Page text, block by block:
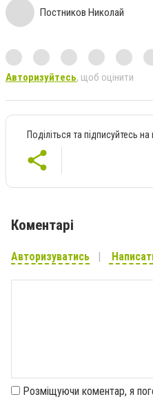
Постников Николай
Авторизуйтесь, щоб оцінити
Поділіться та підписуйтесь
Коментарі
Авторизуватись
Розміщуючи коментар, я